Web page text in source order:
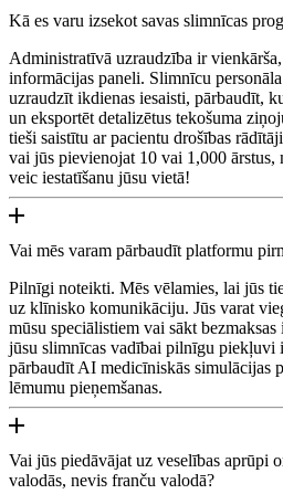
Kā es varu izsekot savas slimnīcas
Administratīvā uzraudzība ir
informācijas paneli. Slimnīcu
uzraudzīt ikdienas iesaisti, pārbaudīt,
un eksportēt detalizētus tekošuma
tieši saistītu ar pacientu drošības
vai jūs pievienojat 10 vai 1,000 ārstus,
veic iestatīšanu jūsu vietā!
Vai mēs varam pārbaudīt platformu
Pilnīgi noteikti. Mēs vēlamies, lai jūs
uz klīnisko komunikāciju. Jūs varat
mūsu speciālistiem vai sākt
jūsu slimnīcas vadībai pilnīgu piekļuvi
pārbaudīt AI medicīniskās simulācijas
lēmumu pieņemšanas.
Vai jūs piedāvājat uz veselības aprūpi
valodās, nevis franču valodā?